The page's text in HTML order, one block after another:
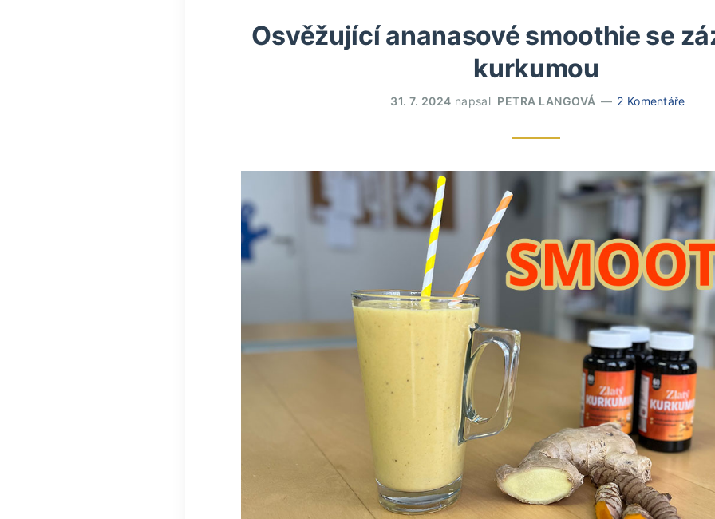
Osvěžující ananasové smoothie se
kurkumou
31. 7. 2024 napsal PETRA LANGOVÁ 2 Komentáře